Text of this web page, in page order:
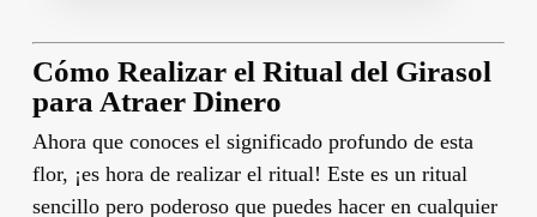
Cómo Realizar el Ritual del Girasol
para Atraer Dinero
Ahora que conoces el significado profundo de esta
flor, ¡es hora de realizar el ritual! Este es un ritual
sencillo pero poderoso que puedes hacer en cualquier